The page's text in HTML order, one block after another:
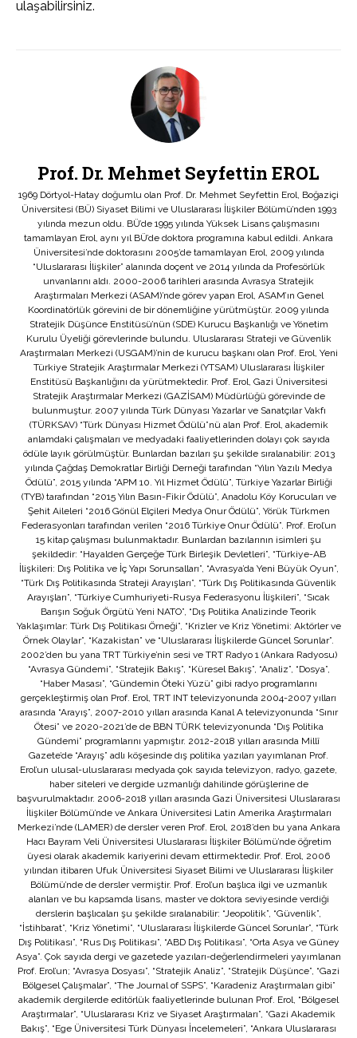
ulaşabilirsiniz.
Prof. Dr. Mehmet Seyfettin EROL
1969 Dörtyol-Hatay doğumlu olan Prof. Dr. Mehmet Seyfettin Erol, Boğaziçi
Üniversitesi (BÜ) Siyaset Bilimi ve Uluslararası İlişkiler Bölümü’nden 1993
yılında mezun oldu. BÜ’de 1995 yılında Yüksek Lisans çalışmasını
tamamlayan Erol, aynı yıl BÜ’de doktora programına kabul edildi. Ankara
Üniversitesi’nde doktorasını 2005’de tamamlayan Erol, 2009 yılında
“Uluslararası İlişkiler” alanında doçent ve 2014 yılında da Profesörlük
unvanlarını aldı. 2000-2006 tarihleri arasında Avrasya Stratejik
Araştırmaları Merkezi (ASAM)’nde görev yapan Erol, ASAM’ın Genel
Koordinatörlük görevini de bir dönemliğine yürütmüştür. 2009 yılında
Stratejik Düşünce Enstitüsü’nün (SDE) Kurucu Başkanlığı ve Yönetim
Kurulu Üyeliği görevlerinde bulundu. Uluslararası Strateji ve Güvenlik
Araştırmaları Merkezi (USGAM)’nin de kurucu başkanı olan Prof. Erol, Yeni
Türkiye Stratejik Araştırmalar Merkezi (YTSAM) Uluslararası İlişkiler
Enstitüsü Başkanlığını da yürütmektedir. Prof. Erol, Gazi Üniversitesi
Stratejik Araştırmalar Merkezi (GAZİSAM) Müdürlüğü görevinde de
bulunmuştur. 2007 yılında Türk Dünyası Yazarlar ve Sanatçılar Vakfı
(TÜRKSAV) “Türk Dünyası Hizmet Ödülü”nü alan Prof. Erol, akademik
anlamdaki çalışmaları ve medyadaki faaliyetlerinden dolayı çok sayıda
ödüle layık görülmüştür. Bunlardan bazıları şu şekilde sıralanabilir: 2013
yılında Çağdaş Demokratlar Birliği Derneği tarafından “Yılın Yazılı Medya
Ödülü”, 2015 yılında “APM 10. Yıl Hizmet Ödülü”, Türkiye Yazarlar Birliği
(TYB) tarafından “2015 Yılın Basın-Fikir Ödülü”, Anadolu Köy Korucuları ve
Şehit Aileleri “2016 Gönül Elçileri Medya Onur Ödülü”, Yörük Türkmen
Federasyonları tarafından verilen “2016 Türkiye Onur Ödülü”. Prof. Erol’un
15 kitap çalışması bulunmaktadır. Bunlardan bazılarının isimleri şu
şekildedir: “Hayalden Gerçeğe Türk Birleşik Devletleri”, “Türkiye-AB
İlişkileri: Dış Politika ve İç Yapı Sorunsalları”, “Avrasya’da Yeni Büyük Oyun”,
“Türk Dış Politikasında Strateji Arayışları”, “Türk Dış Politikasında Güvenlik
Arayışları”, “Türkiye Cumhuriyeti-Rusya Federasyonu İlişkileri”, “Sıcak
Barışın Soğuk Örgütü Yeni NATO”, “Dış Politika Analizinde Teorik
Yaklaşımlar: Türk Dış Politikası Örneği”, “Krizler ve Kriz Yönetimi: Aktörler ve
Örnek Olaylar”, “Kazakistan” ve “Uluslararası İlişkilerde Güncel Sorunlar”.
2002’den bu yana TRT Türkiye’nin sesi ve TRT Radyo 1 (Ankara Radyosu)
“Avrasya Gündemi”, “Stratejik Bakış”, “Küresel Bakış”, “Analiz”, “Dosya”,
“Haber Masası”, “Gündemin Öteki Yüzü” gibi radyo programlarını
gerçekleştirmiş olan Prof. Erol, TRT INT televizyonunda 2004-2007 yılları
arasında “Arayış”, 2007-2010 yılları arasında Kanal A televizyonunda “Sınır
Ötesi” ve 2020-2021’de de BBN TÜRK televizyonunda “Dış Politika
Gündemi” programlarını yapmıştır. 2012-2018 yılları arasında Millî
Gazete’de “Arayış” adlı köşesinde dış politika yazıları yayımlanan Prof.
Erol’un ulusal-uluslararası medyada çok sayıda televizyon, radyo, gazete,
haber siteleri ve dergide uzmanlığı dahilinde görüşlerine de
başvurulmaktadır. 2006-2018 yılları arasında Gazi Üniversitesi Uluslararası
İlişkiler Bölümü’nde ve Ankara Üniversitesi Latin Amerika Araştırmaları
Merkezi’nde (LAMER) de dersler veren Prof. Erol, 2018’den bu yana Ankara
Hacı Bayram Veli Üniversitesi Uluslararası İlişkiler Bölümü’nde öğretim
üyesi olarak akademik kariyerini devam ettirmektedir. Prof. Erol, 2006
yılından itibaren Ufuk Üniversitesi Siyaset Bilimi ve Uluslararası İlişkiler
Bölümü’nde de dersler vermiştir. Prof. Erol’un başlıca ilgi ve uzmanlık
alanları ve bu kapsamda lisans, master ve doktora seviyesinde verdiği
derslerin başlıcaları şu şekilde sıralanabilir: “Jeopolitik”, “Güvenlik”,
“İstihbarat”, “Kriz Yönetimi”, “Uluslararası İlişkilerde Güncel Sorunlar”, “Türk
Dış Politikası”, “Rus Dış Politikası”, “ABD Dış Politikası”, “Orta Asya ve Güney
Asya”. Çok sayıda dergi ve gazetede yazıları-değerlendirmeleri yayımlanan
Prof. Erol’un; “Avrasya Dosyası”, “Stratejik Analiz”, “Stratejik Düşünce”, “Gazi
Bölgesel Çalışmalar”, “The Journal of SSPS”, “Karadeniz Araştırmaları gibi”
akademik dergilerde editörlük faaliyetlerinde bulunan Prof. Erol, “Bölgesel
Araştırmalar”, “Uluslararası Kriz ve Siyaset Araştırmaları”, “Gazi Akademik
Bakış”, “Ege Üniversitesi Türk Dünyası İncelemeleri”, “Ankara Uluslararası